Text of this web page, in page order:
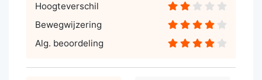
Hoogteverschil
Bewegwijzering
Alg. beoordeling